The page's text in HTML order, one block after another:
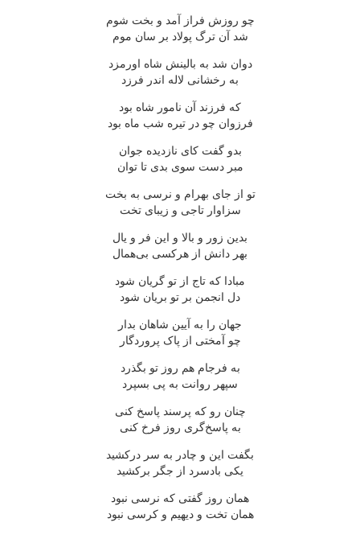
چو روزش فراز آمد و بخت شوم
شد آن ترگ پولاد بر سان موم
دوان شد به بالینش شاه اورمزد
به رخشانی لاله اندر فرزد
که فرزند آن نامور شاه بود
فرزوان چو در تیره شب ماه بود
بدو گفت کای نازدیده جوان
مبر دست سوی بدی تا توان
تو از جای بهرام و نرسی به بخت
سزاوار تاجی و زیبای تخت
بدین زور و بالا و این فر و یال
بهر دانش از هرکسی بی‌همال
مبادا که تاج از تو گریان شود
دل انجمن بر تو بریان شود
جهان را به آیین شاهان بدار
چو آمختی از پاک پروردگار
به فرجام هم روز تو بگذرد
سپهر روانت به پی بسپرد
چنان رو که پرسند پاسخ کنی
به پاسخ‌گری روز فرخ کنی
بگفت این و چادر به سر درکشید
یکی بادسرد از جگر برکشید
همان روز گفتی که نرسی نبود
همان تخت و دیهیم و کرسی نبود